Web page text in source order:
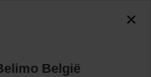
accessing the absolute URL
be/nl_NL/~mgnlArea=outdated~".
be/nl_NL/~mgnlArea=outdated~
België